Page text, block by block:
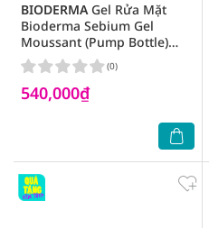
BIODERMAGel Rửa Mặt
Bioderma Sebium Gel
Moussant (Pump Bottle)
Cho Da Hỗn Hợp Và Da Dầu
400ml
540,000₫
(0)